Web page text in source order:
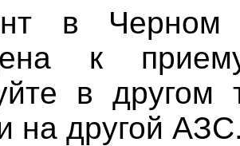
в
к
в
на другой